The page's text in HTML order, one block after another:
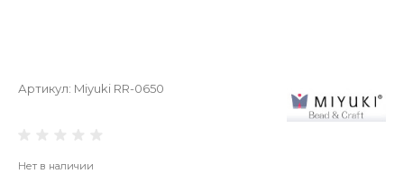
Артикул: Miyuki RR-0650
Нет в наличии